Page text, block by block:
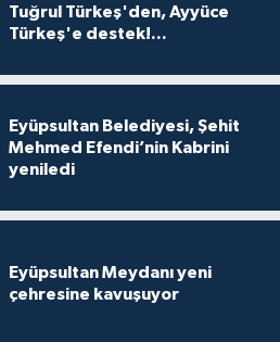
Tuğrul Türkeş'den, Ayyüce
Türkeş'e destek!...
Eyüpsultan Belediyesi, Şehit
Mehmed Efendi’nin Kabrini
yeniledi
Eyüpsultan Meydanı yeni
çehresine kavuşuyor